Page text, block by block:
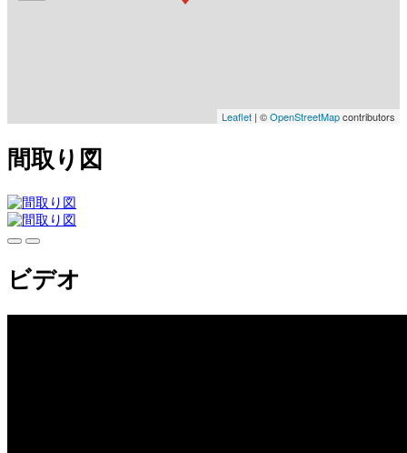
Leaflet | ©OpenStreetMapcontributors
間取り図
ビデオ